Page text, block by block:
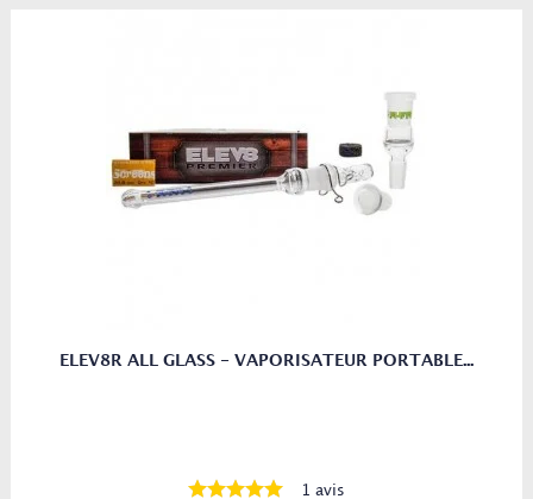
ELEV8R ALL GLASS - VAPORISATEUR PORTABLE...
1 avis